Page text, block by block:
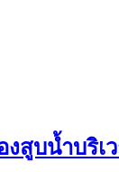
งสูบน้ำบริ